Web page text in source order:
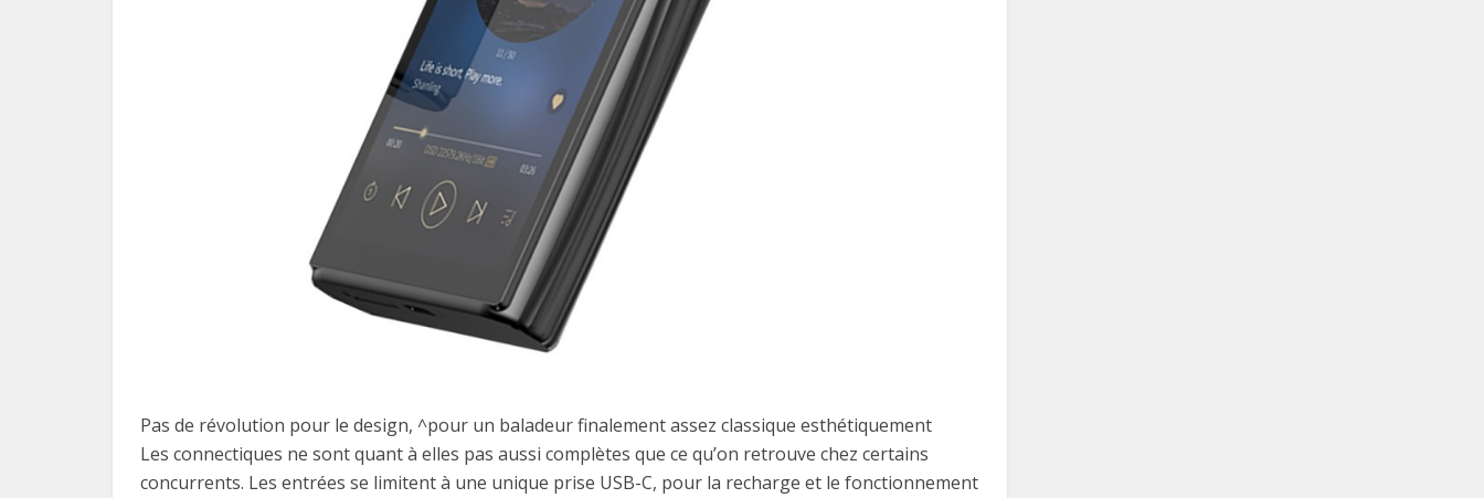
Pas de révolution pour le design, ^pour un baladeur finalement assez classique esthétiquement
Les connectiques ne sont quant à elles pas aussi complètes que ce qu’on retrouve chez certains
concurrents. Les entrées se limitent à une unique prise USB-C, pour la recharge et le fonctionnement